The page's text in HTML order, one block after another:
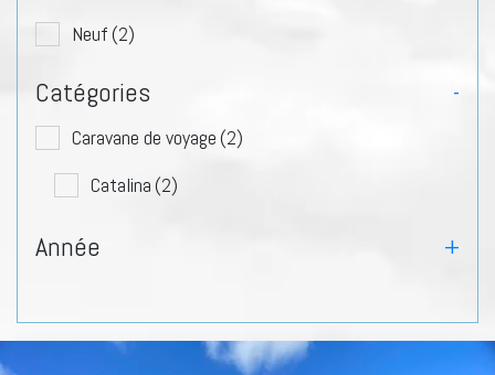
Neuf (2)
Catégories -
Caravane de voyage(2)
Catalina(2)
Année +